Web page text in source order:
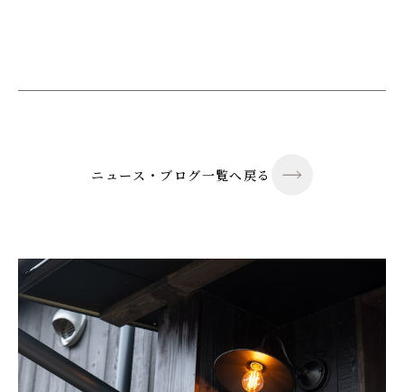
ニュース・ブログ一覧へ戻る